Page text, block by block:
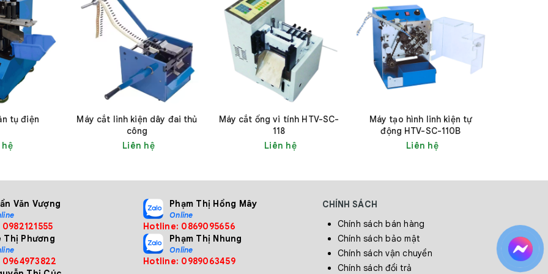
Việt Nam tự hào là đơn vị cung cấp Máy cắt và uốn chân linh kiện
cao và uy tín tại Việt Nam. Lựa chọn Máy uốn tụ điện chất lượng
chi phí. Hãy liên hệ với HTV Việt Nam ngay hôm nay để nhận
tụ điện
hệ
Máy cắt linh kiện dây đai thủ
công
Liên hệ
Máy cắt ống vi tính HTV-SC-
118
Liên hệ
Máy tạo hình linh kiện tự
động HTV-SC-110B
Liên hệ
Văn Vượng Phạm Thị Hồng Mây
Online
Hotline: 0869095656
Thị Phương
Phạm Thị Nhung
Online
Hotline: 0989063459
CHÍNH SÁCH
Chính sách bán hàng
Chính sách bảo mật
Chính sách vận chuyển
Chính sách đổi trả